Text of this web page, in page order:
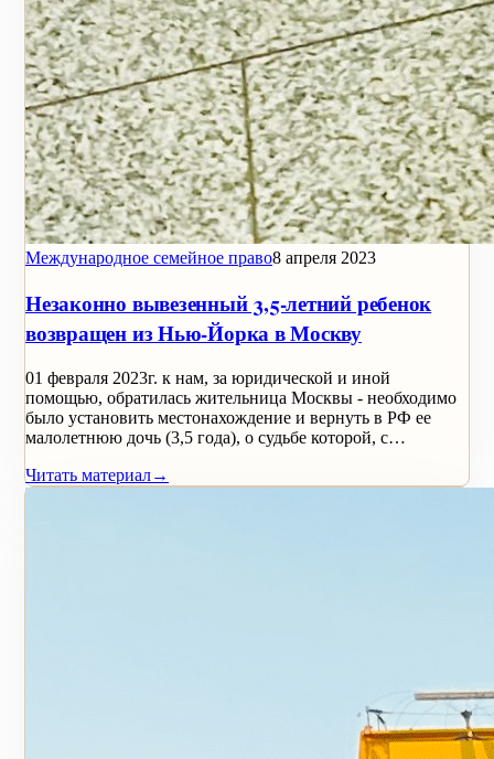
Международное семейное право8 апреля 2023
Незаконно вывезенный 3,5-летний ребенок
возвращен из Нью-Йорка в Москву
01 февраля 2023г. к нам, за юридической и иной
помощью, обратилась жительница Москвы - необходимо
было установить местонахождение и вернуть в РФ ее
малолетнюю дочь (3,5 года), о судьбе которой, с…
Читать материал→